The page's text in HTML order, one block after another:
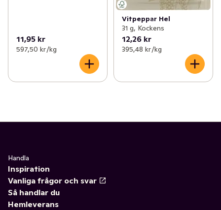
11,95 kr
597,50 kr /kg
Vitpeppar Hel
31 g, Kockens
12,26 kr
395,48 kr /kg
Handla
Inspiration
Vanliga frågor och svar
Så handlar du
Hemleverans